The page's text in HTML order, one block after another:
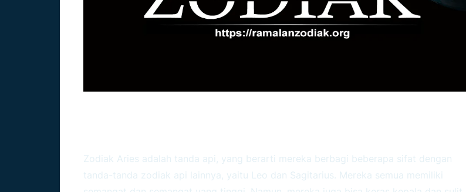
Zodiak Aries adalah tanda api, yang berarti mereka berbagi beberapa sifat dengan
tanda-tanda zodiak api lainnya, yaitu Leo dan Sagitarius. Mereka semua memiliki